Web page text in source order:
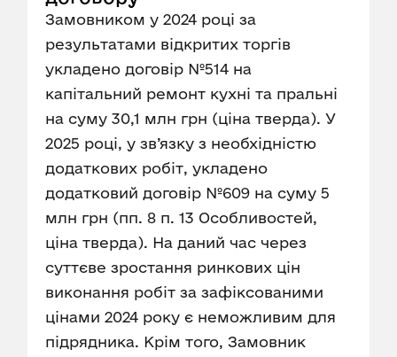
Замовником у 2024 році за
результатами відкритих торгів
укладено договір №514 на
капітальний ремонт кухні та пральні
на суму 30,1 млн грн (ціна тверда). У
2025 році, у зв’язку з необхідністю
додаткових робіт, укладено
додатковий договір №609 на суму 5
млн грн (пп. 8 п. 13 Особливостей,
ціна тверда). На даний час через
суттєве зростання ринкових цін
виконання робіт за зафіксованими
цінами 2024 року є неможливим для
підрядника. Крім того, Замовник